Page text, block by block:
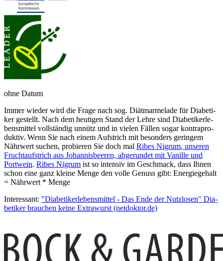
ohne Datum
Immer wieder wird die Fra­ge nach sog. Diät­mar­me­la­de für Dia­be­ti­
ker ge­stellt. Nach dem heu­ti­gen Stand der Leh­re sind Dia­be­ti­ker­le­
bens­mit­tel voll­stän­dig un­nütz und in vie­len Fäl­len so­gar kon­tra­pro­
duk­tiv. Wenn Sie nach einem Auf­strich mit be­son­ders ge­rin­gem
Nähr­wert su­chen, pr­obier­en Sie doch mal Ribes Nigrum, un­se­ren
Frucht­auf­strich aus Jo­han­nisbeer­en, ab­ge­run­det mit Va­nille und
Port­wein. Ribes Nigrum ist so in­ten­siv im Ge­schmack, dass Ihnen
schon eine ganz kleine Menge den volle Genuss gibt: Energiegehalt
= Nähr­wert * Menge
Interessant: "Dia­be­ti­ker­lebens­mit­tel - Das En­de der Nutz­lo­sen" Dia­
be­ti­ker brau­chen kei­ne Extra­wurst (netdoktor.de)